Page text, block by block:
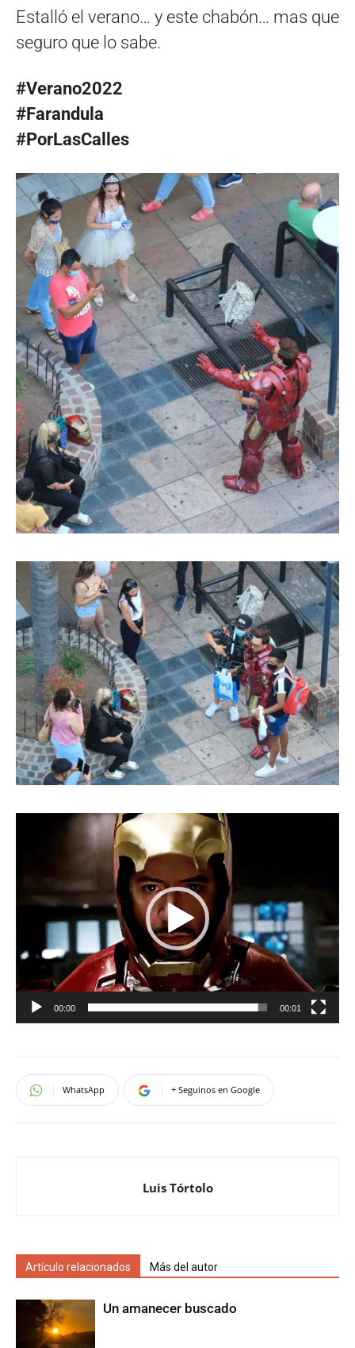
Estalló el verano… y este chabón… mas que
seguro que lo sabe.
#Verano2022
#Farandula
#PorLasCalles
Reproductor
vídeo
00:00 00:01
WhatsApp + Seguinos en Google
Luis Tórtolo
Artículo relacionados Más del autor
Un amanecer buscado